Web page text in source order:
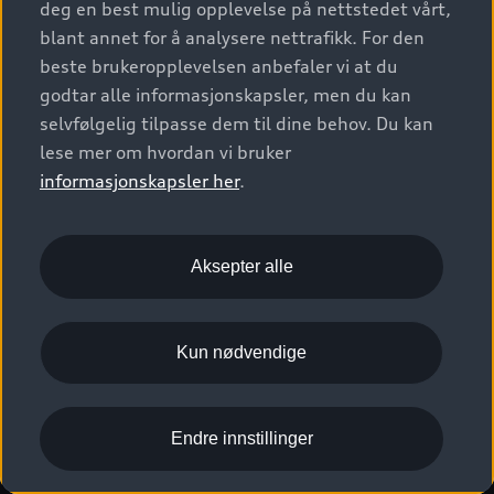
deg en best mulig opplevelse på nettstedet vårt,
blant annet for å analysere nettrafikk. For den
beste brukeropplevelsen anbefaler vi at du
godtar alle informasjonskapsler, men du kan
selvfølgelig tilpasse dem til dine behov. Du kan
lese mer om hvordan vi bruker
informasjonskapsler her.
Aksepter alle
Kun nødvendige
Endre innstillinger
S/RS
Konseptbiler og prototyper
Prislister
Leasing
Bilgarantier
Audi Forsikring
Verkstedtjenester
Functions on demand
Kom i gang med myAudi
Kundeservice
Nyhetsbrev
Presse
Karriere
Bli sertifisert merkeverksted
Autoretur
Åpenhetsloven
© 2026 AUDI NORGE. All Rights Reserved.
Imprint Ansvarserklæring
Personvern
Informasjonskapsler (cookies)
Juridisk informasjon AUDI AG